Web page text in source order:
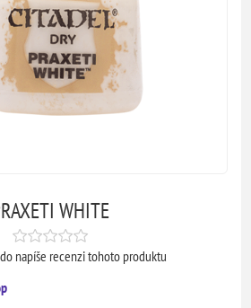
WHITE
napíše recenzi tohoto produktu